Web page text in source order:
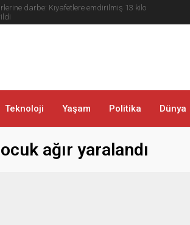
darbe: Kıyafetlere emdirilmiş 13 kilo
Teknoloji Yaşam Politika Dünya
ağır yaralandı